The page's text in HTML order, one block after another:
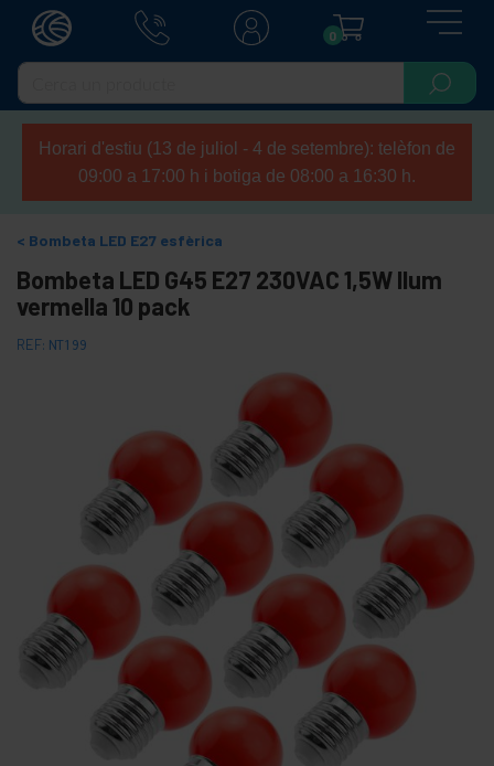
0
Horari d'estiu (13 de juliol - 4 de setembre): telèfon de
09:00 a 17:00 h i botiga de 08:00 a 16:30 h.
Bombeta LED E27 esfèrica
Bombeta LED G45 E27 230VAC 1,5W llum
vermella 10 pack
REF: NT199